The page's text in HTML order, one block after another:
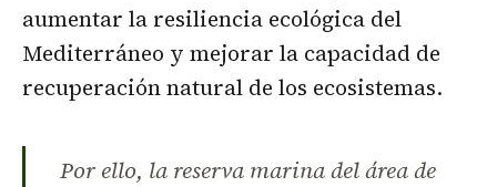
aumentar la resiliencia ecológica del
Mediterráneo y mejorar la capacidad de
recuperación natural de los ecosistemas.
Por ello, la reserva marina del área de